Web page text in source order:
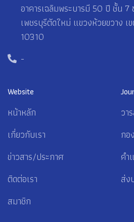
อาคารเฉลิมพระบารมี 50 ปี ชั้น
เพชรบุรีตัดใหม่ แขวงห้วยขวาง เ
10310
-
Website
หน้าหลัก
เกี่ยวกับเรา
ข่าวสาร/ประกาศ
ติดต่อเรา
สมาชิก
วา
กอ
คำ
ส่ง